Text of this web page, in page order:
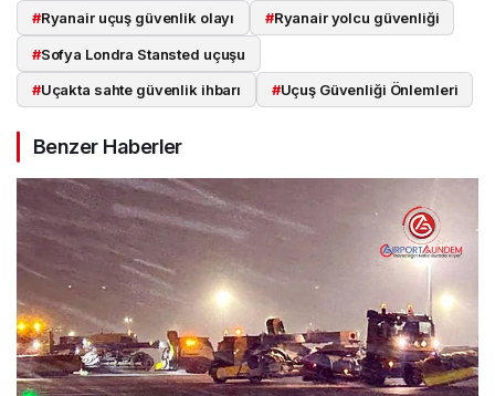
#Ryanair uçuş güvenlik olayı #Ryanair yolcu güvenliği
#Sofya Londra Stansted uçuşu
#Uçakta sahte güvenlik ihbarı #Uçuş Güvenliği Önlemleri
Benzer Haberler